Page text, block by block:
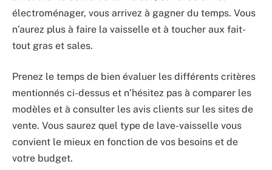
électroménager, vous arrivez à gagner du temps. Vous
n’aurez plus à faire la vaisselle et à toucher aux fait-
tout gras et sales.
Prenez le temps de bien évaluer les différents critères
mentionnés ci-dessus et n’hésitez pas à comparer les
modèles et à consulter les avis clients sur les sites de
vente. Vous saurez quel type de lave-vaisselle vous
convient le mieux en fonction de vos besoins et de
votre budget.